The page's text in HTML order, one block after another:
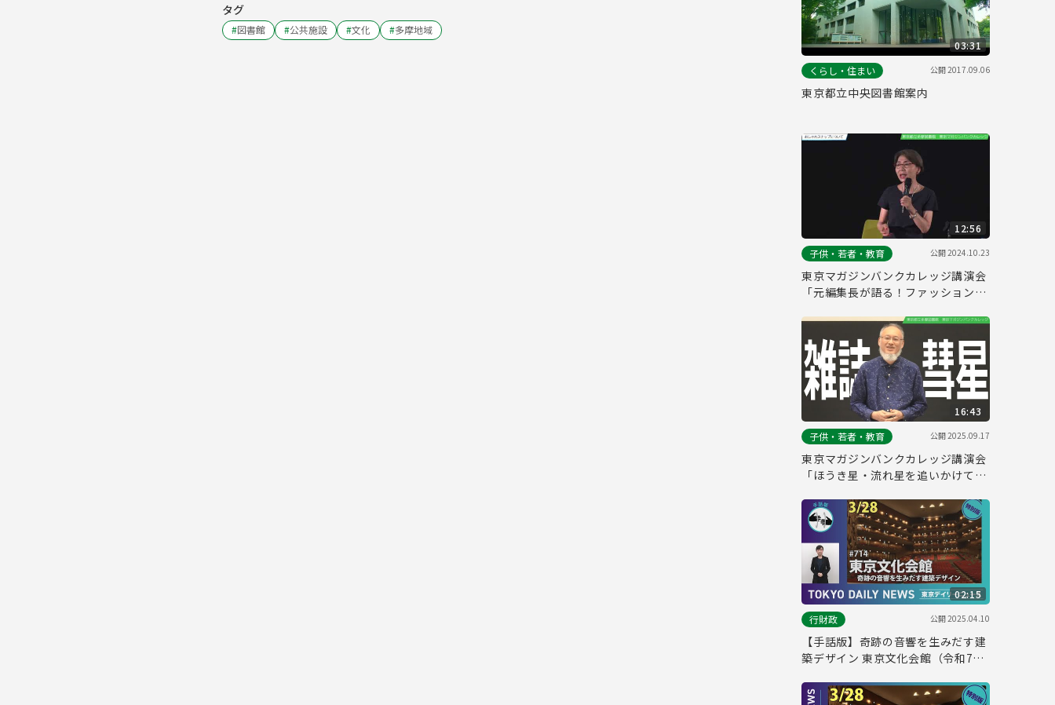
タグ
#図書館 #公共施設 #文化 #多摩地域
03:31
くらし・住まい
公開2017.09.06
東京都立中央図書館案内
12:56
子供・若者・教育
公開2024.10.23
東京マガジンバンクカレッジ講演会
「元編集長が語る！ファッション誌
時代を映す鏡―」ダイジェスト版
16:43
子供・若者・教育
公開2025.09.17
東京マガジンバンクカレッジ講演会
「ほうき星・流れ星を追いかけて」
02:15
行財政
公開2025.04.10
【手話版】奇跡の音響を生みだす建
築デザイン 東京文化会館（令和7年
版）